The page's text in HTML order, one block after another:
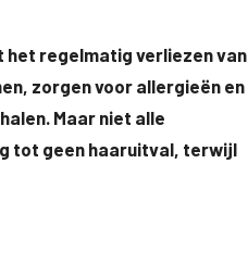
het regelmatig verliezen van
zorgen voor allergieën en
Maar niet alle
tot geen haaruitval, terwijl